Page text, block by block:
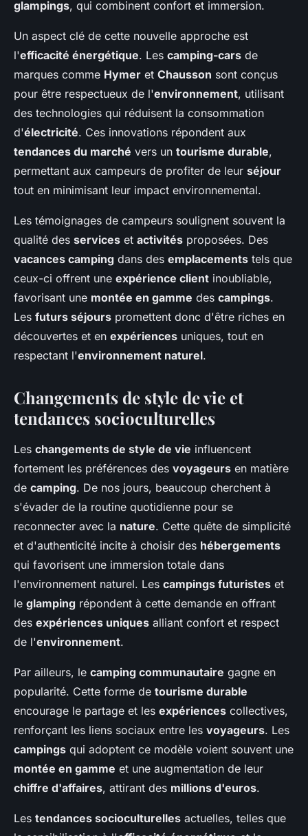
glampings, qui combinent confort et immersion.
Un aspect clé de cette nouvelle approche est
l'efficacité énergétique. Les camping-cars de
marques comme Hymer et Chausson sont conçus
pour être respectueux de l'environnement, utilisant
des technologies qui réduisent la consommation
d'électricité. Ces innovations répondent aux
tendances du marché vers un tourisme durable,
permettant aux campeurs de profiter de leur séjour
tout en minimisant leur impact environnemental.
Les témoignages de campeurs soulignent souvent la
qualité des services et activités proposées. Des
vacances camping dans des emplacements tels que
ceux-ci offrent une expérience client inoubliable,
favorisant une montée en gamme des campings.
Les futurs séjours promettent donc d'être riches en
découvertes et en expériences uniques, tout en
respectant l'environnement naturel.
Changements de style de vie et
tendances socioculturelles
Les changements de style de vie influencent
fortement les préférences des voyageurs en matière
de camping. De nos jours, beaucoup cherchent à
s'évader de la routine quotidienne pour se
reconnecter avec la nature. Cette quête de simplicité
et d'authenticité incite à choisir des hébergements
qui favorisent une immersion totale dans
l'environnement naturel. Les campings futuristes et
le glamping répondent à cette demande en offrant
des expériences uniques alliant confort et respect
de l'environnement.
Par ailleurs, le camping communautaire gagne en
popularité. Cette forme de tourisme durable
encourage le partage et les expériences collectives,
renforçant les liens sociaux entre les voyageurs. Les
campings qui adoptent ce modèle voient souvent une
montée en gamme et une augmentation de leur
chiffre d'affaires, attirant des millions d'euros.
Les tendances socioculturelles actuelles, telles que